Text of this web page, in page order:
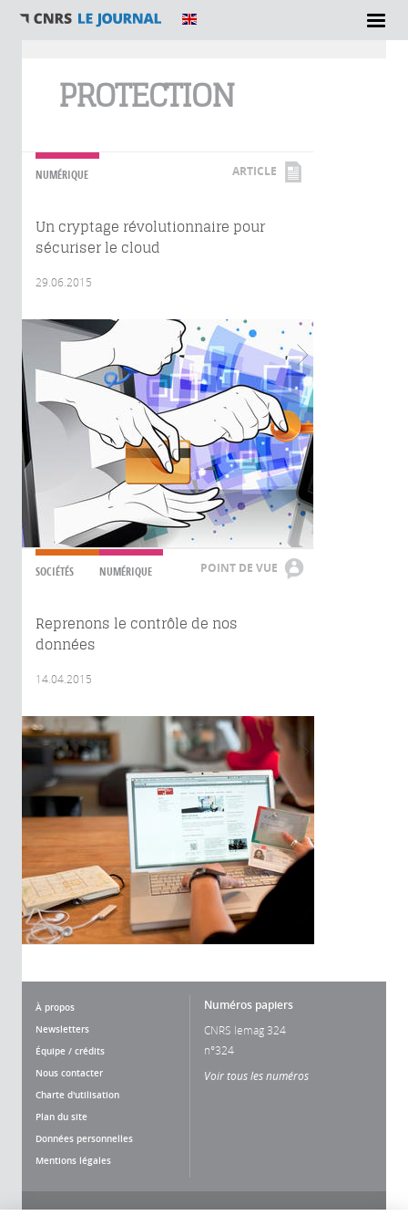
PROTECTION
NUMÉRIQUE ARTICLE
Un cryptage révolutionnaire pour
sécuriser le cloud
29.06.2015
SOCIÉTÉS NUMÉRIQUE POINT DE VUE
Reprenons le contrôle de nos
données
14.04.2015
À propos
Newsletters
Équipe / crédits
Nous contacter
Charte d'utilisation
Plan du site
Données personnelles
Mentions légales
Numéros papiers
CNRS lemag 324
n°324
Voir tous les numéros